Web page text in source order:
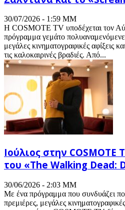
30/07/2026 - 1:59 ΜΜ
Η COSMOTE TV υποδέχεται τον
πρόγραμμα γεμάτο
μεγάλες κινηματογραφικές αφίξεις
τις καλοκαιρινές βραδιές. Από...
Ιούλιος στην COSMOTE
του «The Walking Dead:
30/06/2026 - 2:03 ΜΜ
Με ένα πρόγραμμα που συνδυάζει
πρεμιέρες, μεγάλες